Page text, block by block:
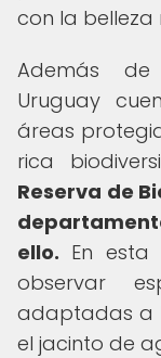
con la belleza
Además de
Uruguay
áreas
rica
Reserva de
ello. En esta
observar
adaptadas a
el jacinto de